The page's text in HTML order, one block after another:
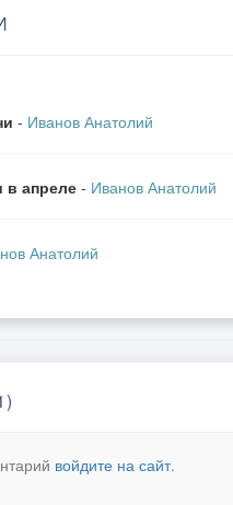
- Иванов Анатолий
в апреле- Иванов Анатолий
Анатолий
войдите на сайт.